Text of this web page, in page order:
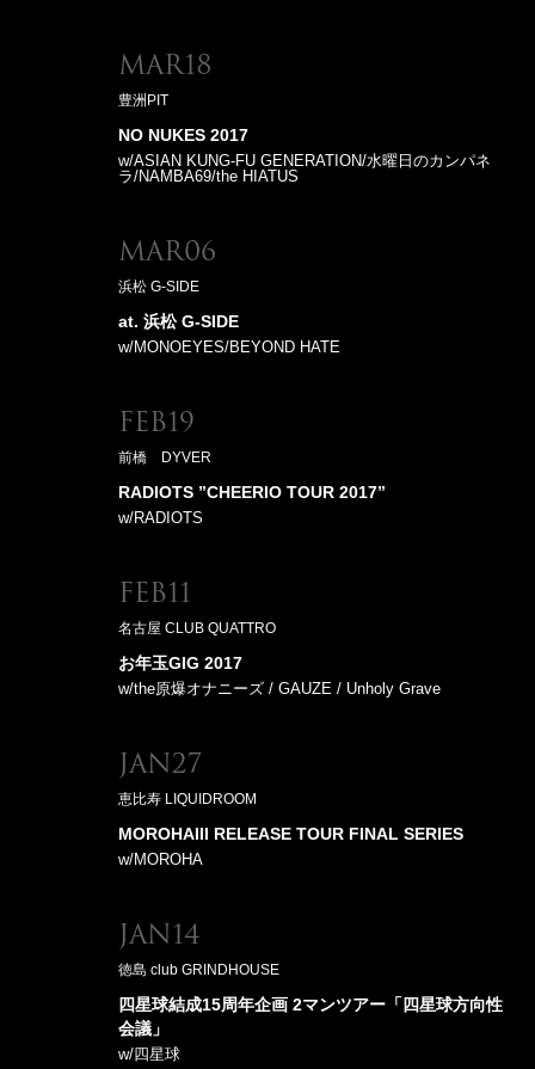
Mar18
豊洲PIT
NO NUKES 2017
w/ASIAN KUNG-FU GENERATION/水曜日のカンパネ
ラ/NAMBA69/the HIATUS
Mar06
浜松 G-SIDE
at. 浜松 G-SIDE
w/MONOEYES/BEYOND HATE
Feb19
前橋 DYVER
RADIOTS ”CHEERIO TOUR 2017”
w/RADIOTS
Feb11
名古屋 CLUB QUATTRO
お年玉GIG 2017
w/the原爆オナニーズ / GAUZE / Unholy Grave
Jan27
恵比寿 LIQUIDROOM
MOROHAIII RELEASE TOUR FINAL SERIES
w/MOROHA
Jan14
徳島 club GRINDHOUSE
四星球結成15周年企画 2マンツアー「四星球方向性
会議」
w/四星球